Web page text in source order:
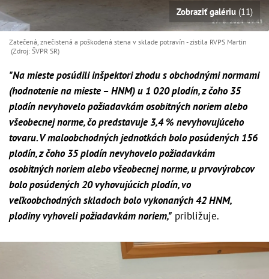
Zobraziť galériu (11)
Zatečená, znečistená a poškodená stena v sklade potravín - zistila RVPS Martin
(Zdroj: ŠVPR SR)
"Na mieste posúdili inšpektori zhodu s obchodnými normami
(hodnotenie na mieste – HNM) u 1 020 plodín, z čoho 35
plodín nevyhovelo požiadavkám osobitných noriem alebo
všeobecnej norme, čo predstavuje 3,4 % nevyhovujúceho
tovaru. V maloobchodných jednotkách bolo posúdených 156
plodín, z čoho 35 plodín nevyhovelo požiadavkám
osobitných noriem alebo všeobecnej norme, u prvovýrobcov
bolo posúdených 20 vyhovujúcich plodín, vo
veľkoobchodných skladoch bolo vykonaných 42 HNM,
plodiny vyhoveli požiadavkám noriem," približuje.